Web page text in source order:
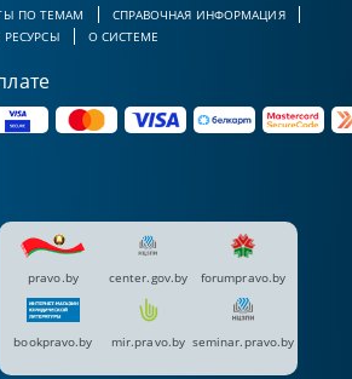
ПО ТЕМАМ
СПРАВОЧНАЯ ИНФОРМАЦИЯ
О СИСТЕМЕ
pravo.by center.gov.by forumpravo.by
bookpravo.by mir.pravo.by seminar.pravo.by